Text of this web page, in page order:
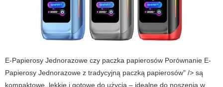
E-Papierosy Jednorazowe czy paczka papierosów Porównanie E-
Papierosy Jednorazowe z tradycyjną paczką papierosów" /> są
kompaktowe, lekkie i gotowe do użycia – idealne do noszenia w